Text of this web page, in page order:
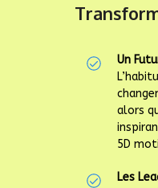
Un
alors
5D
Les